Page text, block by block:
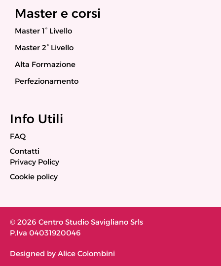
Master e corsi
Master 1° Livello
Master 2° Livello
Alta Formazione
Perfezionamento
Info Utili
FAQ
Contatti
Privacy Policy
Cookie policy
© 2026 Centro Studio Savigliano Srls
P.Iva 04031920046
Designed by Alice Colombini